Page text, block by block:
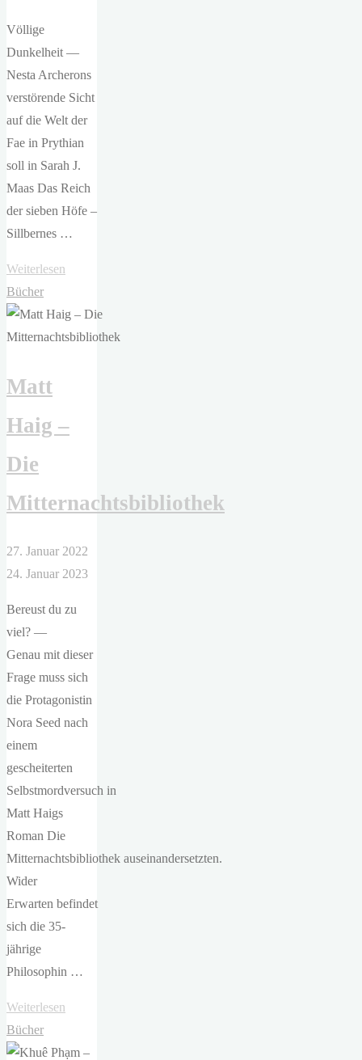
Völlige
Dunkelheit —
Nesta Archerons
verstörende Sicht
auf die Welt der
Fae in Prythian
soll in Sarah J.
Maas Das Reich
der sieben Höfe –
Sillbernes …
Weiterlesen
Maas
–
sieben
Silbernes
Feuer"
Bücher
Matt
Haig –
Die
Mitternachtsbibliothek
27. Januar 2022
24. Januar 2023
Bereust du zu
viel? —
Genau mit dieser
Frage muss sich
die Protagonistin
Nora Seed nach
einem
gescheiterten
Selbstmordversuch in
Matt Haigs
Roman Die
Mitternachtsbibliothek auseinandersetzten.
Wider
Erwarten befindet
sich die 35-
jährige
Philosophin …
Weiterlesen
–
Bücher